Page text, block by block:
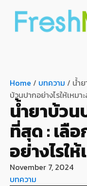
Home / บทความ / น้ำ
บ้วนปากอย่างไรให้เหมา
น้ำยาบ้ว
ที่สุด : เลื
อย่างไรใ
November 7, 2024
บทความ